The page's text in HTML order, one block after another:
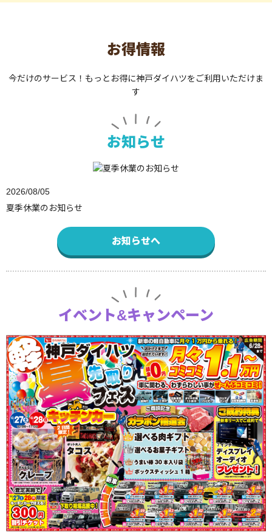
お得情報
今だけのサービス！もっとお得に神戸ダイハツをご利用いただけま
す
お知らせ
2026/08/05
夏季休業のお知らせ
お知らせへ
イベント&キャンペーン